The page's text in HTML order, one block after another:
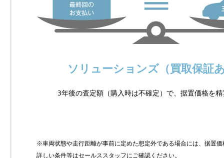
ソリューションズ（買取保証
3年後の査定額（購入時は不確定）で、据置価格を
※車両状態や走行距離が事前に定めた想定外である場合には、据置
詳しい条件等はセールススタッフにご確認ください。